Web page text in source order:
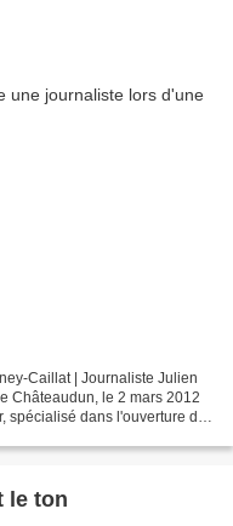
Caillat | Journaliste Julien
Châteaudun, le 2 mars 2012
spécialisé dans l'ouverture de
le ton